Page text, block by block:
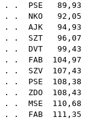
. . PSE 89,93
. . NKO 92,05
. . AJK 94,93
. . SZT 96,07
. . DVT 99,43
. . FAB 104,97
. . SZV 107,43
. . PSE 108,38
. . ZDO 108,43
. . MSE 110,68
. . FAB 111,35